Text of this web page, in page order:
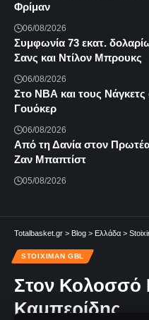
Φρίμαν
06/08/2026
Συμφωνία 73 εκατ.
Σανς και Ντίλον Μπρουκς
06/08/2026
Στο ΝΒΑ και τους Νάγκετς
Γουόκερ
06/08/2026
Από τη Δανία στον
Ζαν Μπαπτίστ
05/08/2026
Totalbasket.gr > Blog > Ελλάδα >
STOIXIMAN GBL
Στον Κολοσσό
Καμπερίδης